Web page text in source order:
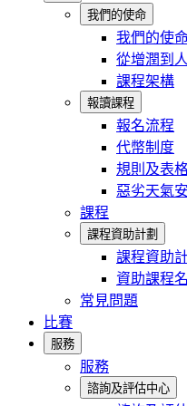
我們的使命
我們的使
從增潤到
課程架構
報讀課程
報名流程
代幣制度
規則及表
惡劣天氣
課程
課程資助計劃
課程資助
資助課程
常見問題
比賽
服務
服務
諮詢及評估中心